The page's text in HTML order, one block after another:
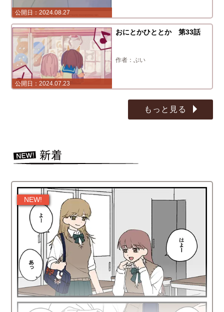
2024.08.27
2024.07.23
おにとかひととか 第33話
ぶい
もっと見る